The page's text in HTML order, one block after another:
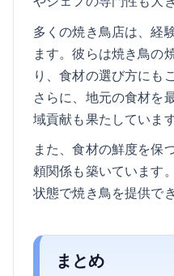
多くの焼き鳥店は、経
ます。彼らは焼き鳥の
り、食材の選び方にも
さらに、地元の食材を
域貢献も果たしています
また、食材の鮮度を保
頼関係も築いています
状態で焼き鳥を提供で
まとめ